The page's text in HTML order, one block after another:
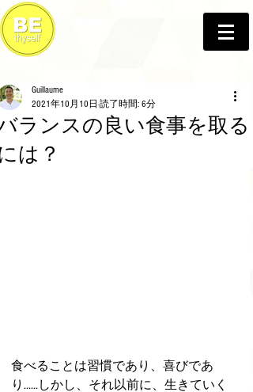
ランスの良い食事を取る
は？
Guillaume
2021年10月10日 読了時間: 6分
食べることは習慣であり、喜びであ
り......しかし、それ以前に、生きていく